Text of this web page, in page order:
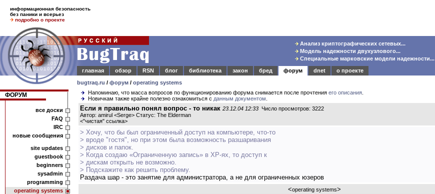
информационная безопасность
без паники и всерьез
подробно о проекте
Анализ криптографических сетевых...
Модель надежности двухузлового...
Специальные марковские модели надежности...
главная
обзор RSN блог библиотека закон бред форум dnet
о проекте
bugtraq.ru / форум / operating systems
ФОРУМ
все доски
FAQ
IRC
новые сообщения
site updates
guestbook
beginners
sysadmin
programming
operating systems
Напоминаю, что масса вопросов по функционированию форума снимается после прочтения его описания
Новичкам также крайне полезно ознакомиться с данным документом
Если я правильно понял вопрос - то никак 23.12.04 12:33 Число просмотров: 3222
Автор: amirul <Serge> Статус: The Elderman
<"чистая" ссылка>
> Хочу, что бы был ограниченный доступ на компьютере, что-то
> вроде "гостя", но при этом была возможность разшаривания
> дисков и папок.
> Когда создаю «Ограниченную запись» в ХР-ях, то доступ к
> дискам открыть не возможно.
> Подскажите как решить проблему.
Раздача шар - это занятие для администратора, а не для ограниченных юзеров
<operating systems>